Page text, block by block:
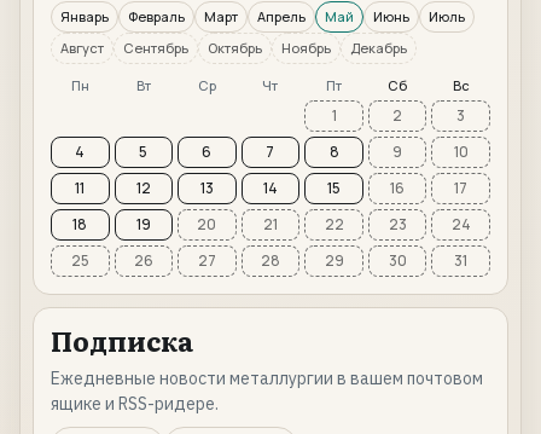
Январь Февраль Март Апрель Май Июнь
Июль
Август
Сентябрь Октябрь Ноябрь Декабрь
Пн Вт Ср Чт Пт Сб Вс
1 2
3
4
5 6 7 8 9
10
11
12 13 14 15 16
17
18
19 20 21 22 23
24
25
26 27 28 29 30 31
Подписка
Ежедневные новости металлургии в вашем почтовом
ящике и RSS-ридере.